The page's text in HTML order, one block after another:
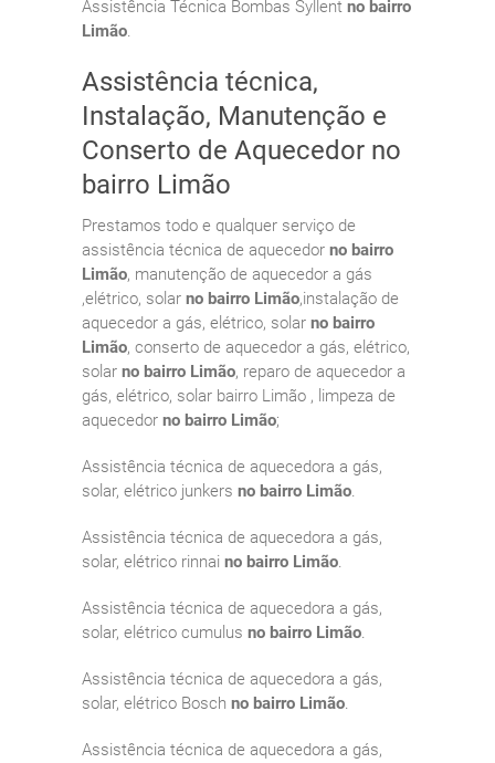
Assistência Técnica Bombas Syllent no bairro
Limão.
Assistência técnica,
Instalação, Manutenção e
Conserto de Aquecedor no
bairro Limão
Prestamos todo e qualquer serviço de
assistência técnica de aquecedor no bairro
Limão, manutenção de aquecedor a gás
,elétrico, solar no bairro Limão,instalação de
aquecedor a gás, elétrico, solar no bairro
Limão, conserto de aquecedor a gás, elétrico,
solar no bairro Limão, reparo de aquecedor a
gás, elétrico, solar bairro Limão , limpeza de
aquecedor no bairro Limão;
Assistência técnica de aquecedora a gás,
solar, elétrico junkers no bairro Limão.
Assistência técnica de aquecedora a gás,
solar, elétrico rinnai no bairro Limão.
Assistência técnica de aquecedora a gás,
solar, elétrico cumulus no bairro Limão.
Assistência técnica de aquecedora a gás,
solar, elétrico Bosch no bairro Limão.
Assistência técnica de aquecedora a gás,